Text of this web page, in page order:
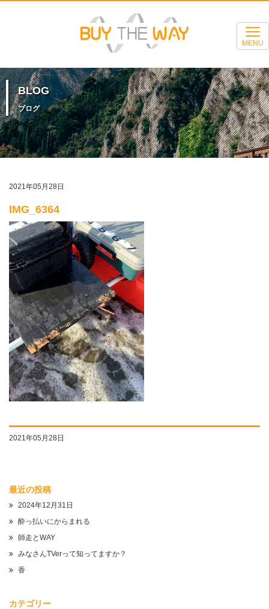
MENU
BLOG
ブログ
2021年05月28日
IMG_6364
2021年05月28日
最近の投稿
2024年12月31日
酔っ払いにからまれる
師走とWAY
みなさんTVerって知ってますか？
香
カテゴリー